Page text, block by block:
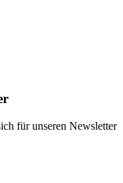
für unseren Newsletter